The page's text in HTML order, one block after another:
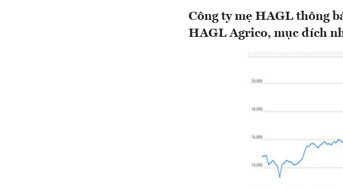
Công ty mẹ HAGL thông
HAGL Agrico, mục đích